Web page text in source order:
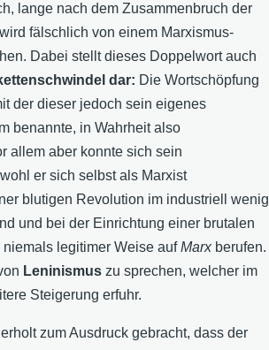
lange nach dem Zusammenbruch der
fälschlich von einem Marxismus-
Dabei stellt dieses Doppelwort auch
dar: Die Wortschöpfung
der dieser jedoch sein eigenes
benannte, in Wahrheit also
allem aber konnte sich sein
er sich selbst als Marxist
blutigen Revolution im industriell wenig
und bei der Einrichtung einer brutalen
legitimer Weise aufMarx berufen.
Leninismus zu sprechen, welcher im
Steigerung erfuhr.
zum Ausdruck gebracht, dass der